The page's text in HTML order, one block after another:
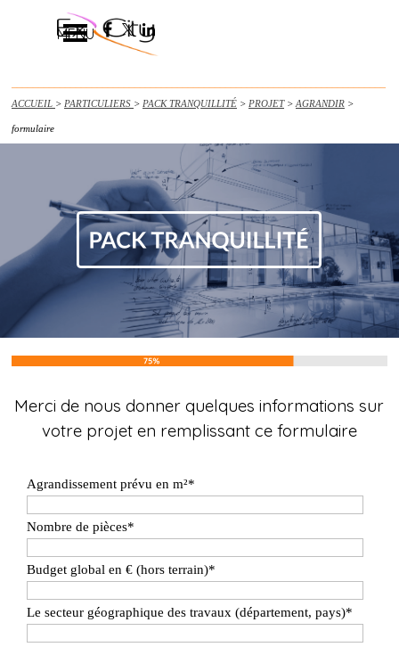
MENU
Sauter le menu
ACCUEIL > PARTICULIERS > PACK TRANQUILLITÉ > PROJET> AGRANDIR >
formulaire
Merci de nous donner quelques informations sur
votre projet en remplissant ce formulaire
Agrandissement prévu en m²*
Nombre de pièces*
Budget global en € (hors terrain)*
Le secteur géographique des travaux (département, pays)*